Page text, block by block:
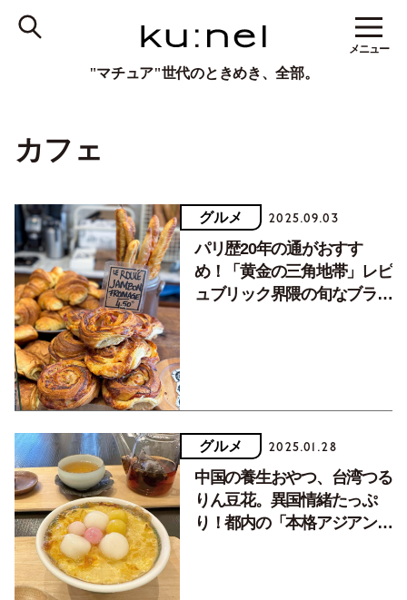
"マチュア"世代のときめき、全部。
メニュー
カフェ
グルメ 2025.09.03
パリ歴20年の通がおすす
め！「黄金の三角地帯」レピ
ュブリック界隈の旬なブラン
グルメ 2025.01.28
中国の養生おやつ、台湾つる
りん豆花。異国情緒たっぷ
り！都内の「本格アジアンス